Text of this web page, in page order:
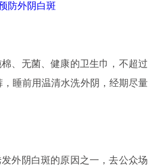
防外阴白斑
、无菌、健康的卫生巾，不超过
睡前用温清水洗外阴，经期尽量
外阴白斑的原因之一，去公众场